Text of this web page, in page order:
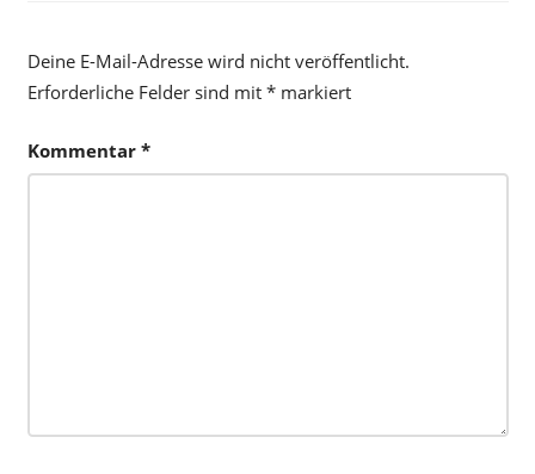
Deine E-Mail-Adresse wird nicht veröffentlicht.
Erforderliche Felder sind mit *markiert
Kommentar *